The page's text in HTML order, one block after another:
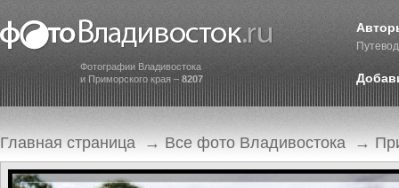
Фотографии Владивостока
и Приморского края – 8207
Главная страница → Все фото Владивостока →